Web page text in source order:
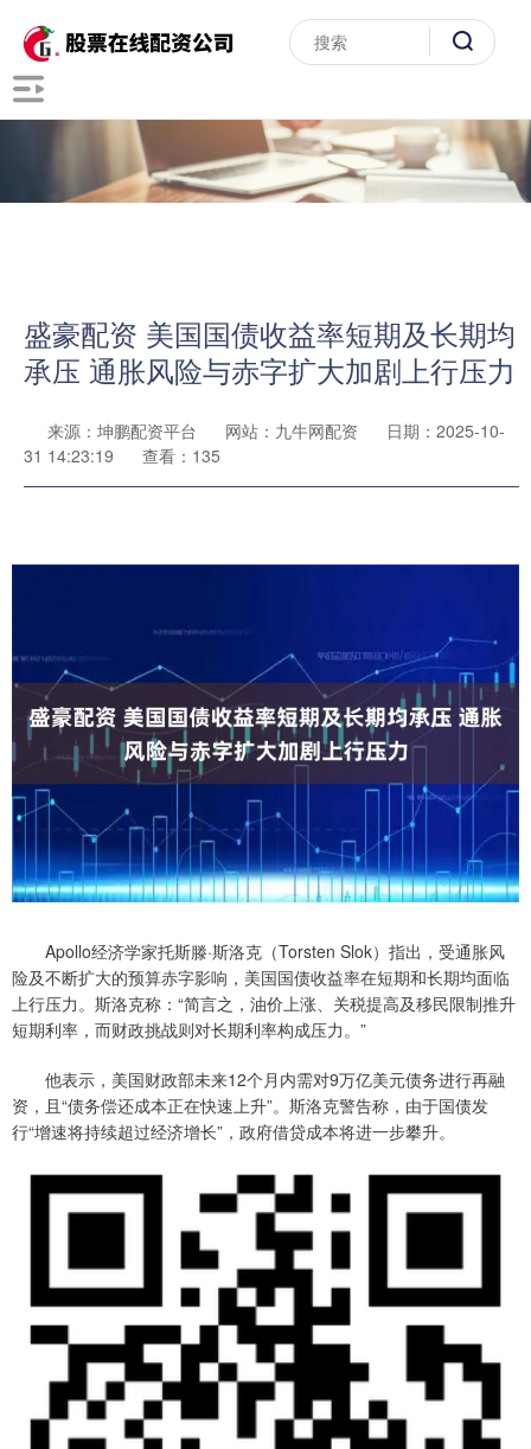
盛豪配资 美国国债收益率短期及长期均
承压 通胀风险与赤字扩大加剧上行压力
来源：坤鹏配资平台 网站：九牛网配资
日期：2025-10-
31 14:23:19
查看：135
Apollo经济学家托斯滕·斯洛克（Torsten Slok）指出，受通胀风
险及不断扩大的预算赤字影响，美国国债收益率在短期和长期均面临
上行压力。斯洛克称：“简言之，油价上涨、关税提高及移民限制推升
短期利率，而财政挑战则对长期利率构成压力。”
他表示，美国财政部未来12个月内需对9万亿美元债务进行再融
资，且“债务偿还成本正在快速上升”。斯洛克警告称，由于国债发
行“增速将持续超过经济增长”，政府借贷成本将进一步攀升。